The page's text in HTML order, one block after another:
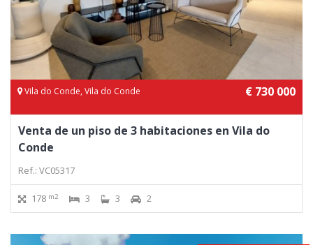
Vila do Conde, Vila do Conde € 730 000
Venta de un piso de 3 habitaciones en Vila do
Conde
Ref.: VC05317
178 m2 3 3 2